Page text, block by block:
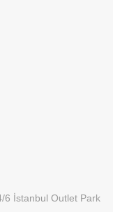
6 İstanbul Outlet Park